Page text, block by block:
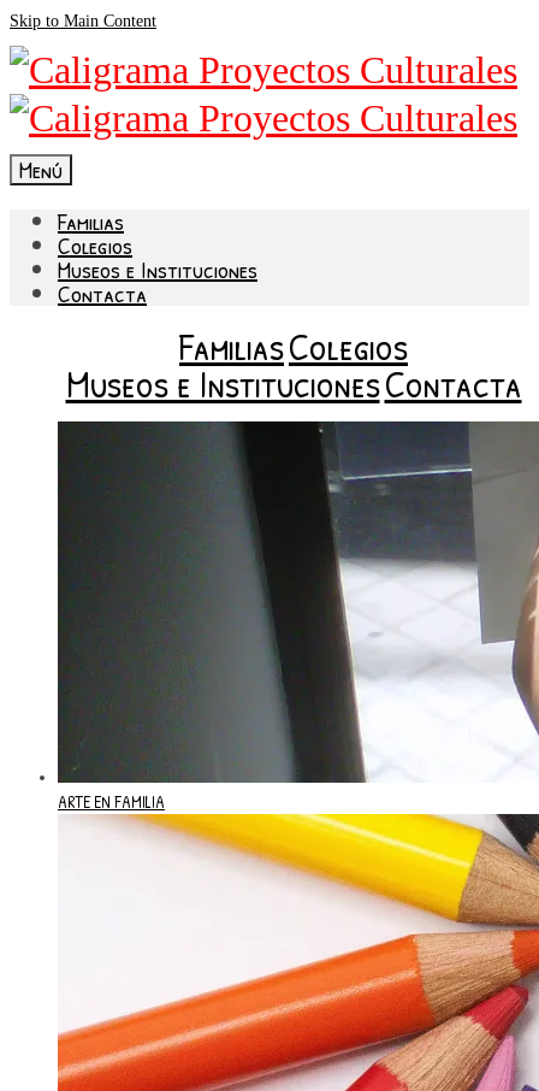
Skip to Main Content
Menú
Familias
Colegios
Museos e Instituciones
Contacta
FamiliasColegios
Museos e InstitucionesContacta
ARTE EN FAMILIA